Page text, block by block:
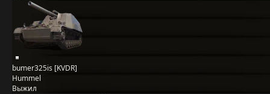
bumer325is [KVDR]
Hummel
Выжил